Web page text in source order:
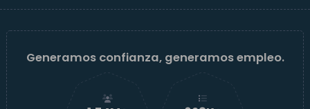
Generamos confianza, generamos empleo.